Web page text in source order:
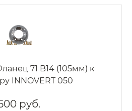
71 B14 (105мм) к
INNOVERT 050
руб.